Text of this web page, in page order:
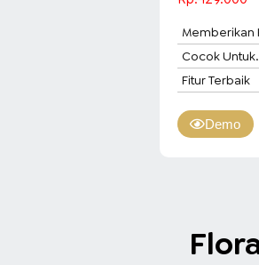
Memberikan
Cocok
Fitur Terbaik
Demo